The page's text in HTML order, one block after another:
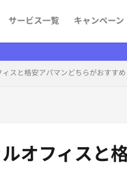
サービス一覧 キャンペーン
スと格安アパマンどちらがおすすめ
オフィスと